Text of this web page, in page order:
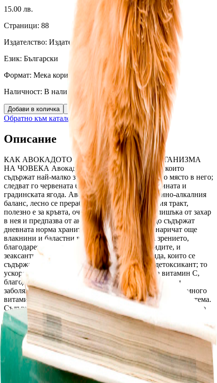
15.00 лв.
Страници: 88
Издателство: Издателство Распер
Език: Български
Формат: Мека корица
Наличност: В наличност ( 10 бр.)
Добави в количка Бърза поръчка
Обратно към каталога
Описание
КАК АВОКАДОТО ВЪЗДЕЙСТВА ВЪРХУ ОРГАНИЗМА
НА ЧОВЕКА Авокадото е в списъка с плодове, които
съдържат най-малко захар. То фигурира на първо място в него;
следват го червената боровинка, малината, къпината и
градинската ягода. Авокадото регулира киселинно-алкалния
баланс, лесно се преработва в стомашно-чревния тракт,
полезно е за кръвта, очиства я и отстранява излишъка от захар
в нея и предпазва от анемия. 100 грама авокадо съдържат
дневната норма хранителни влакна, които се наричат още
влакнини и баластни вещества. То подобрява зрението,
благодарение на лутеина – един от каротиноидите, и
зеаксантина, който е един от двата каротиноида, които се
съдържат в ретината. Авокадото е натурален детоксикант; то
ускорява метаболизма в организма, богато е на витамин С,
благодарение на което предпазва от сърдечно-съдови
заболявания, рак и други болести. Авокадото съдържа много
витамин D, който е нужен за здравето на костната ни система.
Съдържание на книгата. Авокадото – идеалната храна. Защо
трябва да го употребяваме. Плод или зеленчук е авокадото.
Видове авокадо. Ползите от костилката на авокадо. Полезните
свойства на маслото от авокадо. Как да отгледаме авокадо.
Условията за отглеждането му. Етапи в израстването на
костилката. След като авокадото вече е посадено. Полезните
вещества в авокадото и как въздейства на организма. При кои
болести е полезно авокадото – защитава артериите от плаки.
Лечение с авокадово масло. Противоглистно средство от